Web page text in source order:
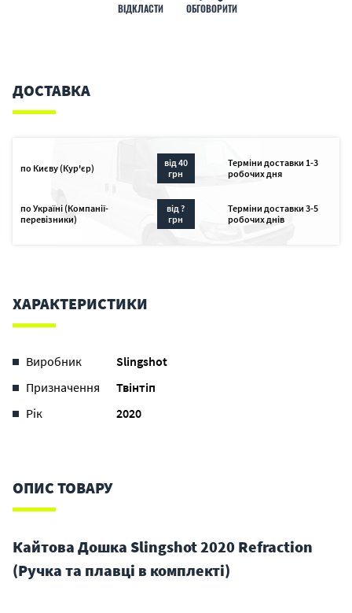
ВІДКЛАСТИ ОБГОВОРИТИ
ДОСТАВКА
по Києву (Кур'єр)
від 40
грн
Терміни доставки 1-3
робочих дня
по Україні (Компанії-
перевізники)
від ?
грн
Терміни доставки 3-5
робочих днів
ХАРАКТЕРИСТИКИ
Виробник
Slingshot
Призначення
Твінтіп
Рік
2020
ОПИС ТОВАРУ
Кайтова Дошка Slingshot 2020 Refraction
(Ручка та плавці в комплекті)